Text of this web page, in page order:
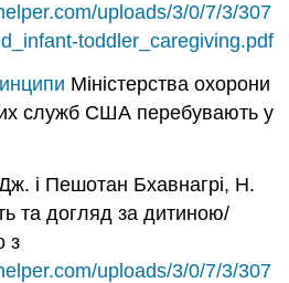
uploads/3/0/7/3/307
toddler_caregiving.pdf
Міністерства охорони
служб США перебувають у
і Пешотан Бхавнагрі, Н.
та догляд за дитиною/
з
uploads/3/0/7/3/307